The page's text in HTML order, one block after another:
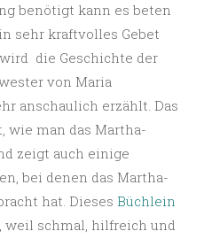
benötigt kann es beten
sehr kraftvolles Gebet
wird die Geschichte der
von Maria
anschaulich erzählt. Das
wie man das Martha-
zeigt auch einige
bei denen das Martha-
hat. Dieses Büchlein
weil schmal, hilfreich und